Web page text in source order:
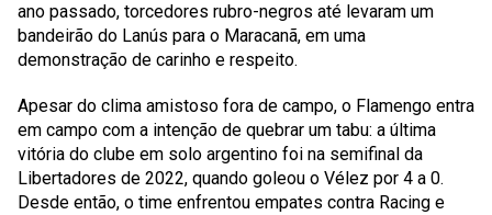
ano passado, torcedores rubro-negros até levaram um
bandeirão do Lanús para o Maracanã, em uma
demonstração de carinho e respeito.
Apesar do clima amistoso fora de campo, o Flamengo entra
em campo com a intenção de quebrar um tabu: a última
vitória do clube em solo argentino foi na semifinal da
Libertadores de 2022, quando goleou o Vélez por 4 a 0.
Desde então, o time enfrentou empates contra Racing e